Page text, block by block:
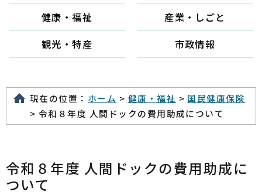
健康・福祉
産業・しごと
観光・特産
市政情報
現在の位置： ホーム > 健康・福祉 > 国民健康保険
> 令和８年度 人間ドックの費用助成について
令和８年度 人間ドックの費用助成に
ついて